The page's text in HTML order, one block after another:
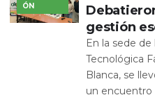
ÓN
gestión
En la sede
Tecnológica
Blanca, se
un encuentro